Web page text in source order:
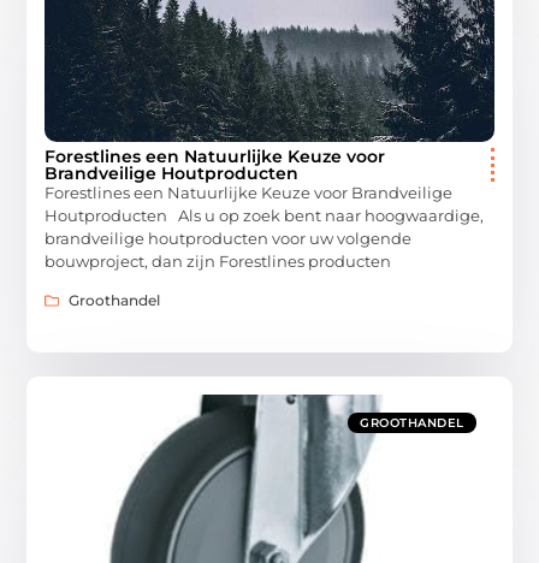
Forestlines een Natuurlijke Keuze voor
Brandveilige Houtproducten
Forestlines een Natuurlijke Keuze voor Brandveilige
Houtproducten Als u op zoek bent naar hoogwaardige,
brandveilige houtproducten voor uw volgende
bouwproject, dan zijn Forestlines producten
Groothandel
GROOTHANDEL